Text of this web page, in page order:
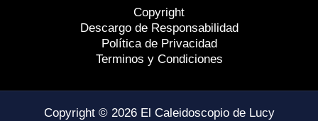
Copyright
Descargo de Responsabilidad
Política de Privacidad
Terminos y Condiciones
Copyright © 2026 El Caleidoscopio de Lucy